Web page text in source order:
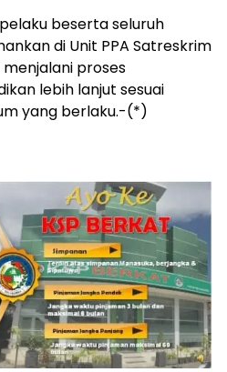
beserta seluruh
di Unit PPA Satreskrim
menjalani proses
lebih lanjut sesuai
yang berlaku.-(*)